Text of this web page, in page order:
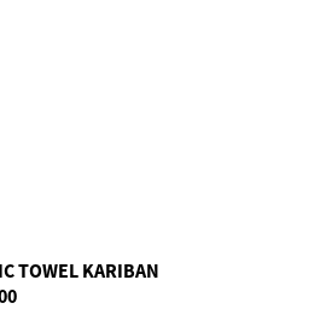
TOWEL KARIBAN